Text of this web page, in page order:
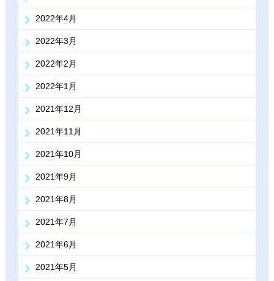
2022年4月
2022年3月
2022年2月
2022年1月
2021年12月
2021年11月
2021年10月
2021年9月
2021年8月
2021年7月
2021年6月
2021年5月